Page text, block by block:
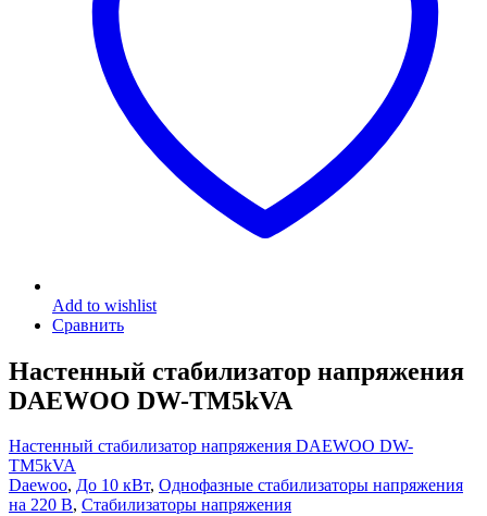
Add to wishlist
Сравнить
Настенный стабилизатор напряжения
DAEWOO DW-TM5kVA
Настенный стабилизатор напряжения DAEWOO DW-
TM5kVA
Daewoo, До 10 кВт, Однофазные стабилизаторы напряжения
на 220 В, Стабилизаторы напряжения